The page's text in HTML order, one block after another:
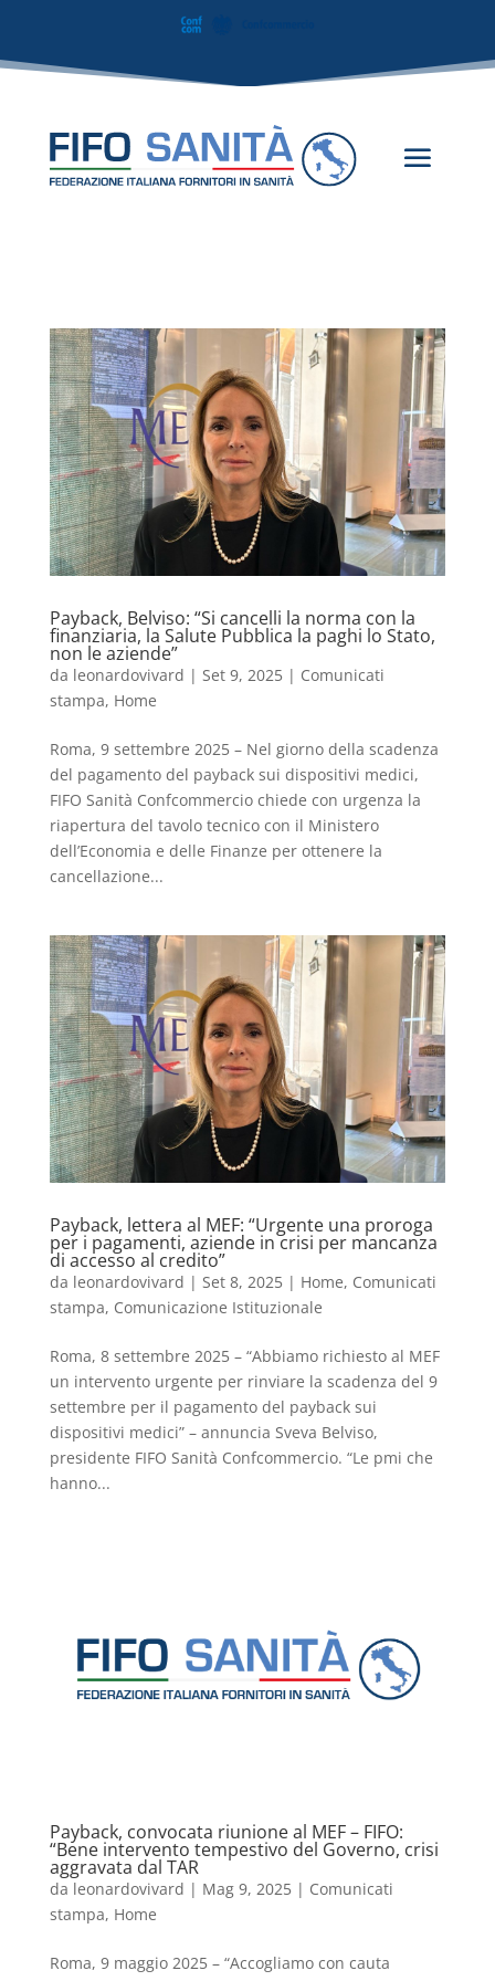
Payback, Belviso: “Si cancelli la norma con la
finanziaria, la Salute Pubblica la paghi lo Stato,
non le aziende”
da leonardovivard | Set 9, 2025| Comunicati
stampa, Home
Roma, 9 settembre 2025 – Nel giorno della scadenza
del pagamento del payback sui dispositivi medici,
FIFO Sanità Confcommercio chiede con urgenza la
riapertura del tavolo tecnico con il Ministero
dell’Economia e delle Finanze per ottenere la
cancellazione...
Payback, lettera al MEF: “Urgente una proroga
per i pagamenti, aziende in crisi per mancanza
di accesso al credito”
da leonardovivard | Set 8, 2025| Home, Comunicati
stampa, Comunicazione Istituzionale
Roma, 8 settembre 2025 – “Abbiamo richiesto al MEF
un intervento urgente per rinviare la scadenza del 9
settembre per il pagamento del payback sui
dispositivi medici” – annuncia Sveva Belviso,
presidente FIFO Sanità Confcommercio. “Le pmi che
hanno...
Payback, convocata riunione al MEF – FIFO:
“Bene intervento tempestivo del Governo, crisi
aggravata dal TAR
da leonardovivard | Mag 9, 2025| Comunicati
stampa, Home
Roma, 9 maggio 2025 – “Accogliamo con cauta